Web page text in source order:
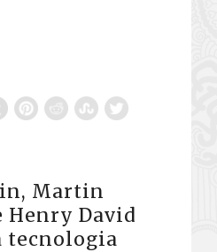
Martin
Henry David
tecnologia